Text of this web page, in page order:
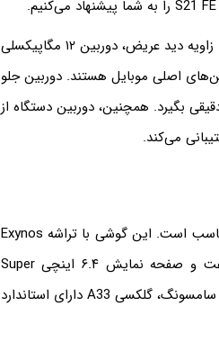
این محصول سامسونگ ۳ لنز بزرگ دارد. دوربین اصلی ۱۲ مگاپیکسلی با زاویه دید عریض، دوربین ۱۲ مگاپیکسلی
تله‌فوتو با زوم اپتیکال ۳ برابر دوربین‌های اصلی موبایل هستند. دوربین جلو
و دقیقی بگیرد. همچنین، دوربین دستگاه از
می‌کند.
اگر دنبال یک گوشی خوش‌قیمت هستید، گلکسی A33 5G برای شما مناسب است. این گوشی با تراشه Exynos
1280، دوربین چهارگانه ۴۸ مگاپیکسلی، باتری ۵۰۰۰ میلی‌آمپر بر ساعت و صفحه نمایش ۶.۴ اینچی Super
Amoled کار می‌کند و حسگر اثر انگشت هم دارد. طبق گفته‌های شرکت سامسونگ، گلکسی A33 دارای استاندارد